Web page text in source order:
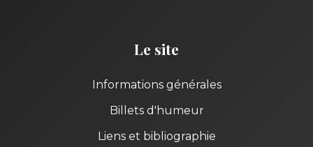
Le site
Informations générales
Billets d'humeur
Liens et bibliographie